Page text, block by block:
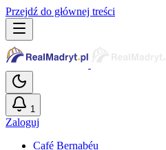
Przejdź do głównej treści
1
Zaloguj
Café Bernabéu